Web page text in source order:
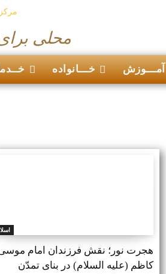
محلی
خـــانواده آمـــوزش
هجرت نور؛ نقش فرزندان امام
کاظم (علیه السلام) در بنای تمدّن